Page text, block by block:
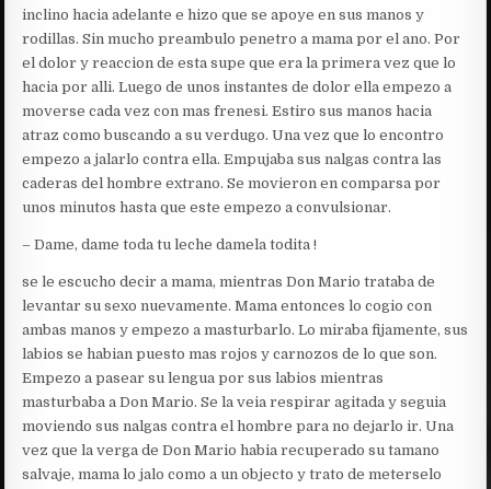
inclino hacia adelante e hizo que se apoye en sus manos y
rodillas. Sin mucho preambulo penetro a mama por el ano. Por
el dolor y reaccion de esta supe que era la primera vez que lo
hacia por alli. Luego de unos instantes de dolor ella empezo a
moverse cada vez con mas frenesi. Estiro sus manos hacia
atraz como buscando a su verdugo. Una vez que lo encontro
empezo a jalarlo contra ella. Empujaba sus nalgas contra las
caderas del hombre extrano. Se movieron en comparsa por
unos minutos hasta que este empezo a convulsionar.
– Dame, dame toda tu leche damela todita !
se le escucho decir a mama, mientras Don Mario trataba de
levantar su sexo nuevamente. Mama entonces lo cogio con
ambas manos y empezo a masturbarlo. Lo miraba fijamente, sus
labios se habian puesto mas rojos y carnozos de lo que son.
Empezo a pasear su lengua por sus labios mientras
masturbaba a Don Mario. Se la veia respirar agitada y seguia
moviendo sus nalgas contra el hombre para no dejarlo ir. Una
vez que la verga de Don Mario habia recuperado su tamano
salvaje, mama lo jalo como a un objecto y trato de meterselo